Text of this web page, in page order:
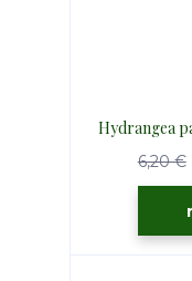
Hydrangea
6,20 €